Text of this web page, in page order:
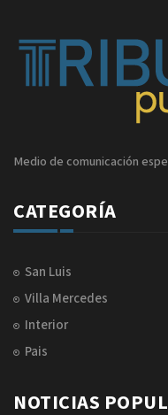
Medio de comunicación
CATEGORÍA
San Luis
Villa Mercedes
Interior
Pais
NOTICIAS